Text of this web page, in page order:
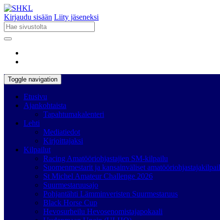
Kirjaudu sisään Liity jäseneksi
Toggle navigation
Etusivu
Ajankohtaista
Tapahtumakalenteri
Lehti
Mediatiedot
Kirjoittajaksi
Kilpailut
Racing Amatööriohjastajien SM-kilpailu
Suomenmestarit ja kansainväliset
St Michel Amateur Challenge 2026
Suurmestaruusajo
Pohjantähti Lämminveristen Suurmestaruus
Black Horse Cup
Hevosurheilu Hevosenomistajapokaali